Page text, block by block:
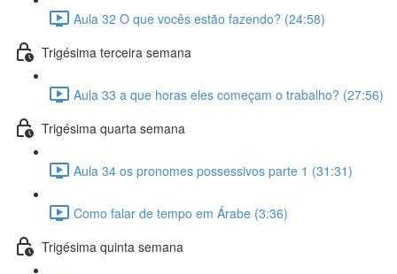
Aula 32 O que vocês estão fazendo? (24:58)
Trigésima terceira semana
Aula 33 a que horas eles começam o trabalho? (27:56)
Trigésima quarta semana
Aula 34 os pronomes possessivos parte 1 (31:31)
Como falar de tempo em Árabe (3:36)
Trigésima quinta semana